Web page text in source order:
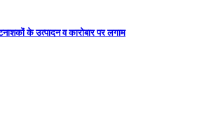
के उत्पादन व कारोबार पर लगाम